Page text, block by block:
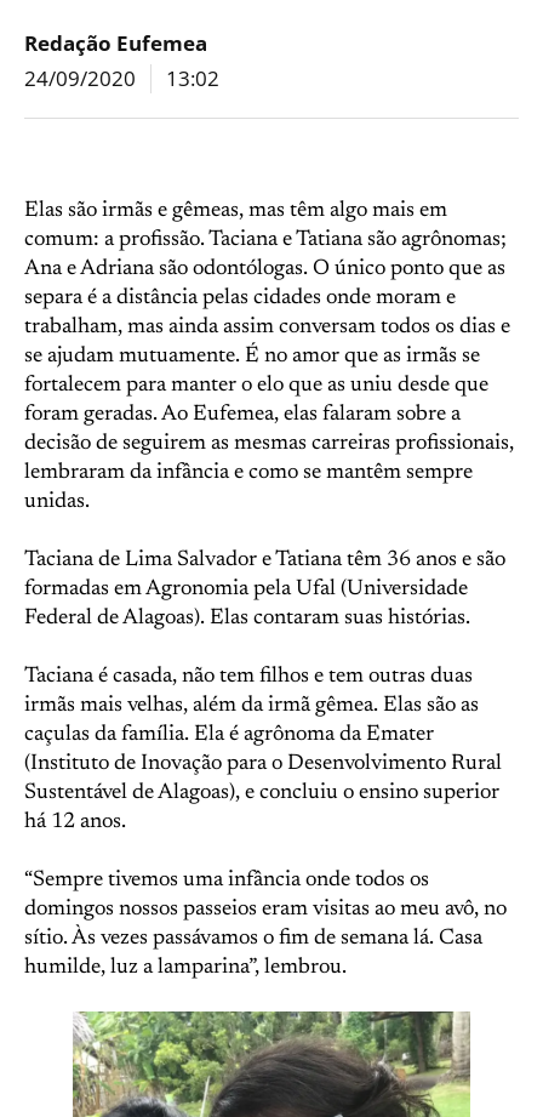
Redação Eufemea
24/09/2020
13:02
Elas são irmãs e gêmeas, mas têm algo mais em
comum: a profissão. Taciana e Tatiana são agrônomas;
Ana e Adriana são odontólogas. O único ponto que as
separa é a distância pelas cidades onde moram e
trabalham, mas ainda assim conversam todos os dias e
se ajudam mutuamente. É no amor que as irmãs se
fortalecem para manter o elo que as uniu desde que
foram geradas. Ao Eufemea, elas falaram sobre a
decisão de seguirem as mesmas carreiras profissionais,
lembraram da infância e como se mantêm sempre
unidas.
Taciana de Lima Salvador e Tatiana têm 36 anos e são
formadas em Agronomia pela Ufal (Universidade
Federal de Alagoas). Elas contaram suas histórias.
Taciana é casada, não tem filhos e tem outras duas
irmãs mais velhas, além da irmã gêmea. Elas são as
caçulas da família. Ela é agrônoma da Emater
(Instituto de Inovação para o Desenvolvimento Rural
Sustentável de Alagoas), e concluiu o ensino superior
há 12 anos.
“Sempre tivemos uma infância onde todos os
domingos nossos passeios eram visitas ao meu avô, no
sítio. Às vezes passávamos o fim de semana lá. Casa
humilde, luz a lamparina”, lembrou.